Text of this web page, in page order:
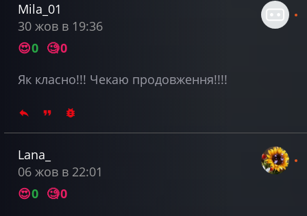
Mila_01
30 жов в 19:36
😍0 🧐0
Як класно!!! Чекаю продовження!!!!
Lana_
06 жов в 22:01
😍0 🧐0